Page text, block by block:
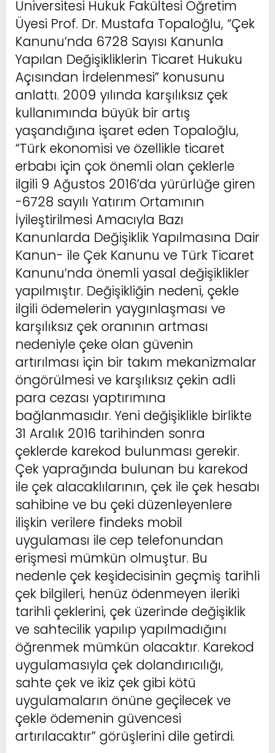
Üniversitesi Hukuk Fakültesi Öğretim
Üyesi Prof. Dr. Mustafa Topaloğlu, “Çek
Kanunu’nda 6728 Sayısı Kanunla
Yapılan Değişikliklerin Ticaret Hukuku
Açısından İrdelenmesi” konusunu
anlattı. 2009 yılında karşılıksız çek
kullanımında büyük bir artış
yaşandığına işaret eden Topaloğlu,
“Türk ekonomisi ve özellikle ticaret
erbabı için çok önemli olan çeklerle
ilgili 9 Ağustos 2016’da yürürlüğe giren
-6728 sayılı Yatırım Ortamının
İyileştirilmesi Amacıyla Bazı
Kanunlarda Değişiklik Yapılmasına Dair
Kanun- ile Çek Kanunu ve Türk Ticaret
Kanunu’nda önemli yasal değişiklikler
yapılmıştır. Değişikliğin nedeni, çekle
ilgili ödemelerin yaygınlaşması ve
karşılıksız çek oranının artması
nedeniyle çeke olan güvenin
artırılması için bir takım mekanizmalar
öngörülmesi ve karşılıksız çekin adli
para cezası yaptırımına
bağlanmasıdır. Yeni değişiklikle birlikte
31 Aralık 2016 tarihinden sonra
çeklerde karekod bulunması gerekir.
Çek yaprağında bulunan bu karekod
ile çek alacaklılarının, çek ile çek hesabı
sahibine ve bu çeki düzenleyenlere
ilişkin verilere findeks mobil
uygulaması ile cep telefonundan
erişmesi mümkün olmuştur. Bu
nedenle çek keşidecisinin geçmiş tarihli
çek bilgileri, henüz ödenmeyen ileriki
tarihli çeklerini, çek üzerinde değişiklik
ve sahtecilik yapılıp yapılmadığını
öğrenmek mümkün olacaktır. Karekod
uygulamasıyla çek dolandırıcılığı,
sahte çek ve ikiz çek gibi kötü
uygulamaların önüne geçilecek ve
çekle ödemenin güvencesi
artırılacaktır” görüşlerini dile getirdi.